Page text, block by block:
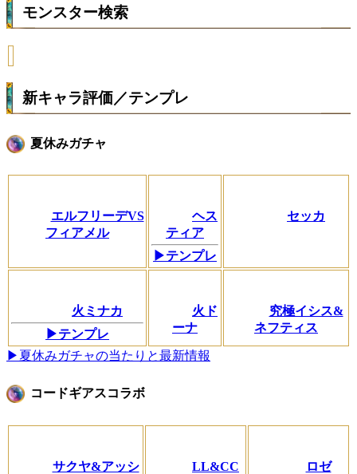
モンスター検索
新キャラ評価／テンプレ
夏休みガチャ
エルフリーデVS
フィアメル
ヘス
ティア
▶テンプレ
セッカ
火ミナカ
▶テンプレ
火ド
ーナ
究極イシス&
ネフティス
▶夏休みガチャの当たりと最新情報
コードギアスコラボ
サクヤ&アッシ
LL&CC
ロゼ